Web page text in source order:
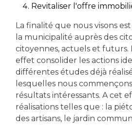
Revitaliser l'offre
La finalité que nous visons
la municipalité auprès des
citoyennes, actuels et futurs.
effet consolider les actions
différentes études déjà
lesquelles nous
résultats intéressants. A cet
réalisations telles que : la
des artisans, le jardin